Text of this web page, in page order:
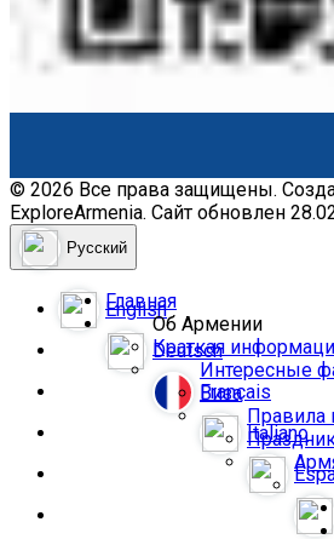
© 2026 Все права защищены.
ExploreArmenia. Сайт обновлен
Русский
English
Deutsch
Français
Italiano
Главная
Об Армении
Краткая
Интересные
Виза
Правила